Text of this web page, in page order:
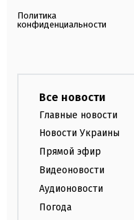
Политика
конфиденциальности
Все новости
Главные новости
Новости Украины
Прямой эфир
Видеоновости
Аудионовости
Погода